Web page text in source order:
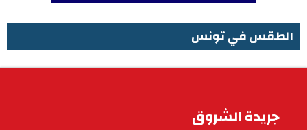
الطقس في تونس
جريدة الشروق